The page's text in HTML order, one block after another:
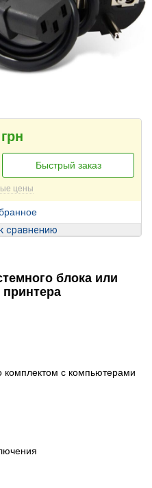
Быстрый заказ
цены
сравнению
блока или
комплектом с компьютерами